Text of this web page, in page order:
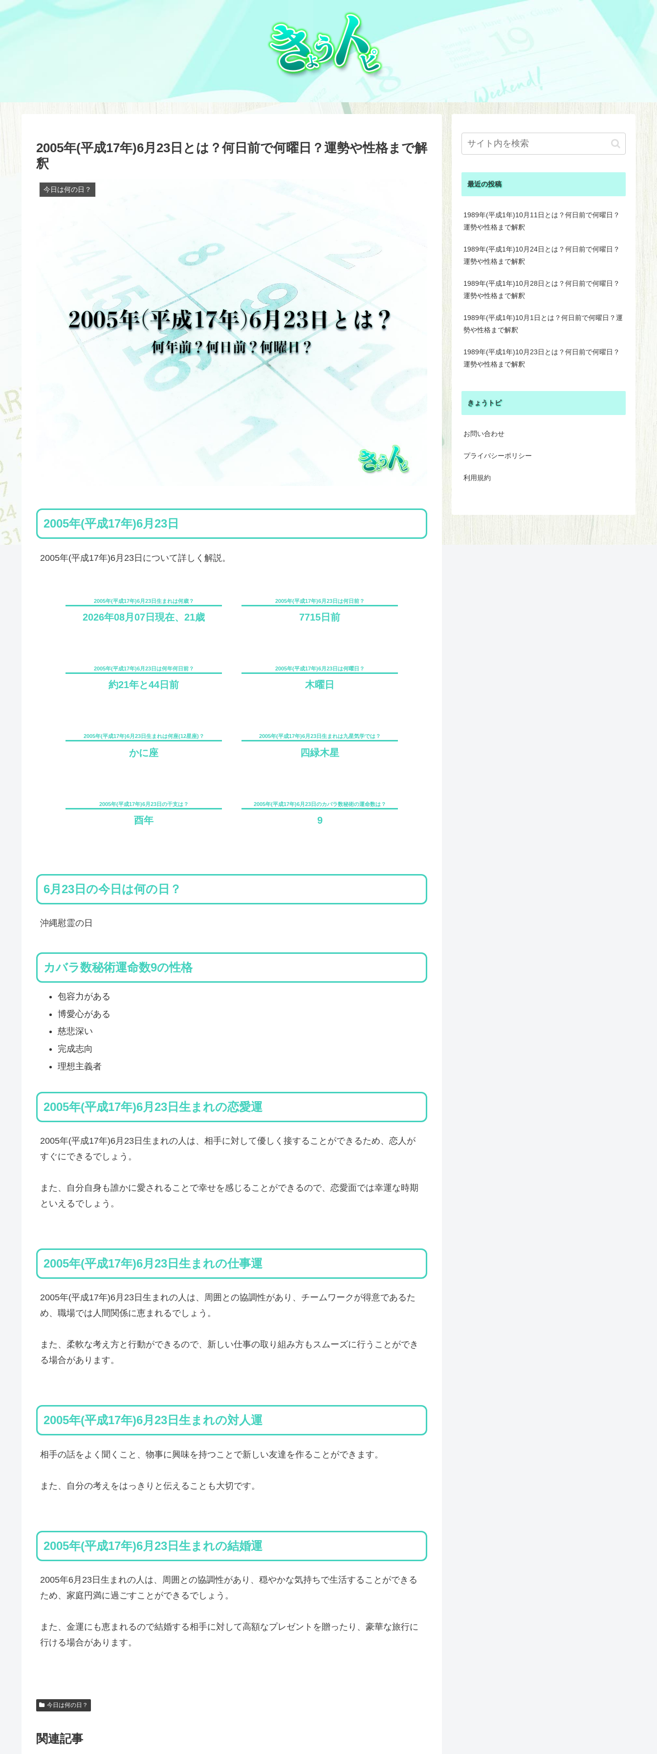
2005年(平成17年)6月23日とは？何日前で何曜日？運勢や性格まで解
釈
今日は何の日？
2005年(平成17年)6月23日
2005年(平成17年)6月23日について詳しく解説。
2005年(平成17年)6月23日生まれは何歳？
2026年08月07日現在、21歳
2005年(平成17年)6月23日は何日前？
7715日前
2005年(平成17年)6月23日は何年何日前？
約21年と44日前
2005年(平成17年)6月23日は何曜日？
木曜日
2005年(平成17年)6月23日生まれは何座(12星座)？
かに座
2005年(平成17年)6月23日生まれは九星気学では？
四緑木星
2005年(平成17年)6月23日の干支は？
酉年
2005年(平成17年)6月23日のカバラ数秘術の運命数は？
9
6月23日の今日は何の日？
沖縄慰霊の日
カバラ数秘術運命数9の性格
包容力がある
博愛心がある
慈悲深い
完成志向
理想主義者
2005年(平成17年)6月23日生まれの恋愛運
2005年(平成17年)6月23日生まれの人は、相手に対して優しく接することができるため、恋人が
すぐにできるでしょう。
また、自分自身も誰かに愛されることで幸せを感じることができるので、恋愛面では幸運な時期
といえるでしょう。
2005年(平成17年)6月23日生まれの仕事運
2005年(平成17年)6月23日生まれの人は、周囲との協調性があり、チームワークが得意であるた
め、職場では人間関係に恵まれるでしょう。
また、柔軟な考え方と行動ができるので、新しい仕事の取り組み方もスムーズに行うことができ
る場合があります。
2005年(平成17年)6月23日生まれの対人運
相手の話をよく聞くこと、物事に興味を持つことで新しい友達を作ることができます。
また、自分の考えをはっきりと伝えることも大切です。
2005年(平成17年)6月23日生まれの結婚運
2005年6月23日生まれの人は、周囲との協調性があり、穏やかな気持ちで生活することができる
ため、家庭円満に過ごすことができるでしょう。
また、金運にも恵まれるので結婚する相手に対して高額なプレゼントを贈ったり、豪華な旅行に
行ける場合があります。
今日は何の日？
関連記事
最近の投稿
1989年(平成1年)10月11日とは？何日前で何曜日？
運勢や性格まで解釈
1989年(平成1年)10月24日とは？何日前で何曜日？
運勢や性格まで解釈
1989年(平成1年)10月28日とは？何日前で何曜日？
運勢や性格まで解釈
1989年(平成1年)10月1日とは？何日前で何曜日？運
勢や性格まで解釈
1989年(平成1年)10月23日とは？何日前で何曜日？
運勢や性格まで解釈
きょうトピ
お問い合わせ
プライバシーポリシー
利用規約